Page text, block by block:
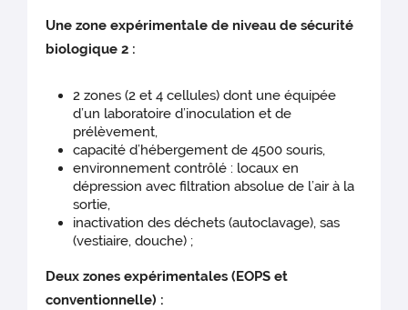
Une zone expérimentale de niveau de sécurité
biologique 2 :
2 zones (2 et 4 cellules) dont une équipée
d’un laboratoire d’inoculation et de
prélèvement,
capacité d’hébergement de 4500 souris,
environnement contrôlé : locaux en
dépression avec filtration absolue de l’air à la
sortie,
inactivation des déchets (autoclavage), sas
(vestiaire, douche) ;
Deux zones expérimentales (EOPS et
conventionnelle) :